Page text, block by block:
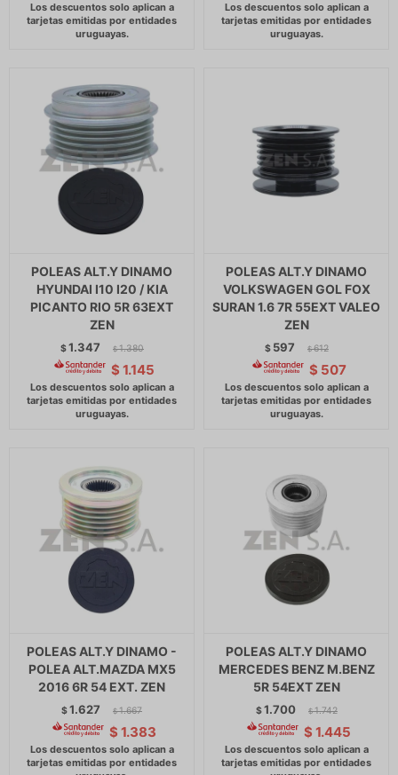
POLEAS ALT.Y DINAMO
HYUNDAI I10 I20 / KIA
PICANTO RIO 5R 63EXT
ZEN
$1.347 $ 1.380
$ 1.145
POLEAS ALT.Y DINAMO
VOLKSWAGEN GOL FOX
SURAN 1.6 7R 55EXT VALEO
ZEN
$ 597 $ 612
$ 507
POLEAS ALT.Y DINAMO -
POLEA ALT.MAZDA MX5
2016 6R 54 EXT. ZEN
$1.627 $ 1.667
$ 1.383
POLEAS ALT.Y DINAMO
MERCEDES BENZ M.BENZ
5R 54EXT ZEN
$1.700 $ 1.742
$ 1.445